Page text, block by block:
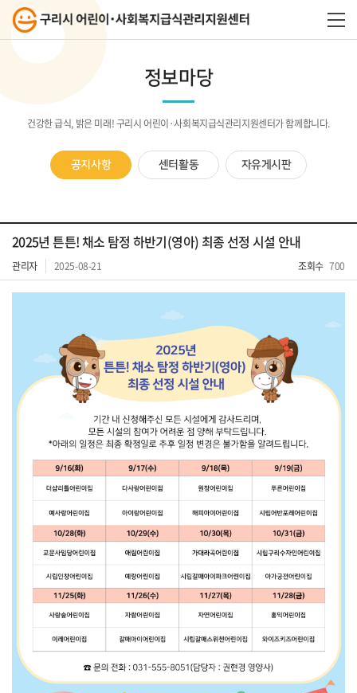
정보마당
건강한 급식, 밝은 미래! 구리시 어린이·사회복지급식관리지원센터가 함께합니다.
공지사항 센터활동 자유게시판
2025년 튼튼! 채소 탐정 하반기(영아) 최종 선정 시설 안내
관리자 2025-08-21 조회수 700